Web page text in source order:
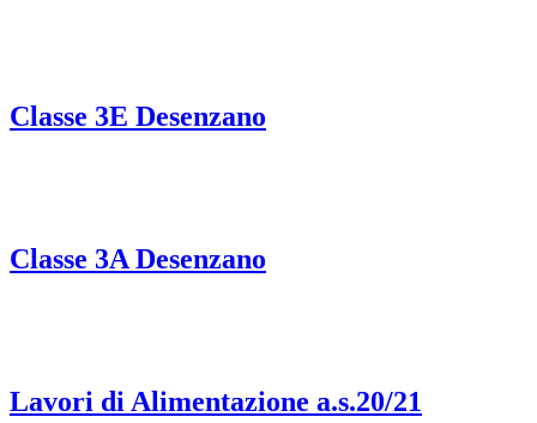
Classe 3E Desenzano
Classe 3A Desenzano
Lavori di Alimentazione a.s.20/21